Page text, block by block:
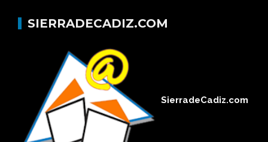
SIERRADECADIZ.COM
SierradeCadiz.com